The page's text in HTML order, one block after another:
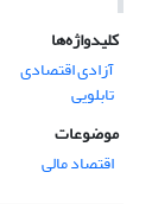
کلیدواژه‌ها
آزادی اقتصادی
تابلویی
موضوعات
اقتصاد مالی